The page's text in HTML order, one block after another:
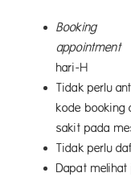
Booking
appointment
hari-H
Tidak perlu
kode booking
sakit pada
Tidak perlu
Dapat